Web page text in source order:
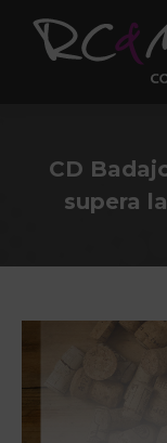
CD
supera